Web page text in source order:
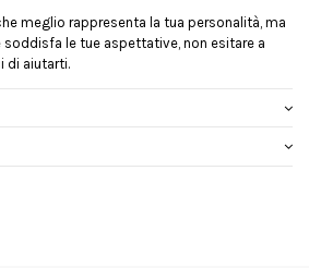
meglio rappresenta la tua personalità, ma
soddisfa le tue aspettative, non esitare a
di aiutarti.